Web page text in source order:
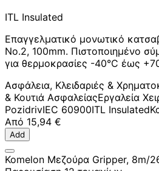
ITL Insulated
Επαγγελματικό μονωτικό
No.2, 100mm. Πιστοποιημένο
για θερμοκρασίες -40°C έως
Ασφάλεια, Κλειδαριές &
& Κουτιά ΑσφαλείαςΕργαλεία
PozidrivIEC 60900ITL Insulated
Από 15,94 €
Add
Komelon Μεζούρα Gripper, 8m/